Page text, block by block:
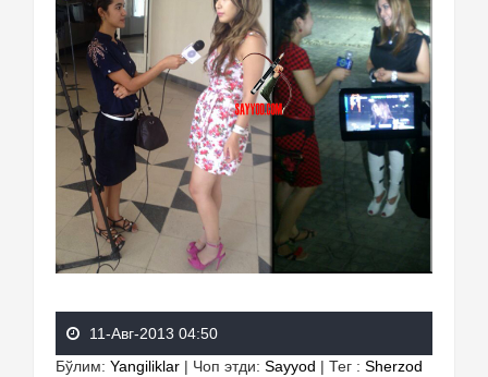
11-Авг-2013 04:50
Бўлим: Yangiliklar | Чоп этди: Sayyod | Тег : Sherzod